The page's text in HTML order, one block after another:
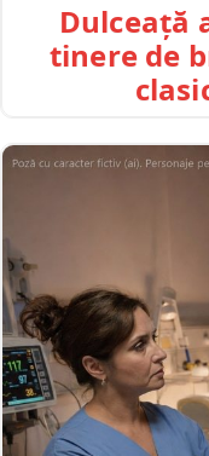
Dulceață
tinere de